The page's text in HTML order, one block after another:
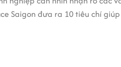
Saigon đưa ra 10 tiêu chí